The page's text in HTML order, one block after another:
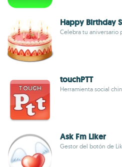
Happy Birthday
Celebra tu aniversario
touchPTT
Herramienta social
Ask Fm Liker
Gestor del botón de